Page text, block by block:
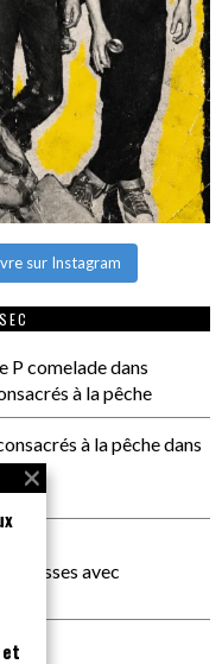
sur Instagram
P comeladedans
à la pêche
à la pêchedans
classes avec
et